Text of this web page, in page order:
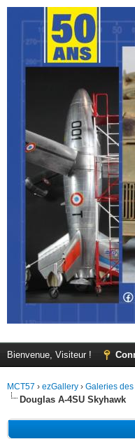
Bienvenue, Visiteur !
MCT57 › ezGallery › Galeries
Douglas A-4SU Skyhawk